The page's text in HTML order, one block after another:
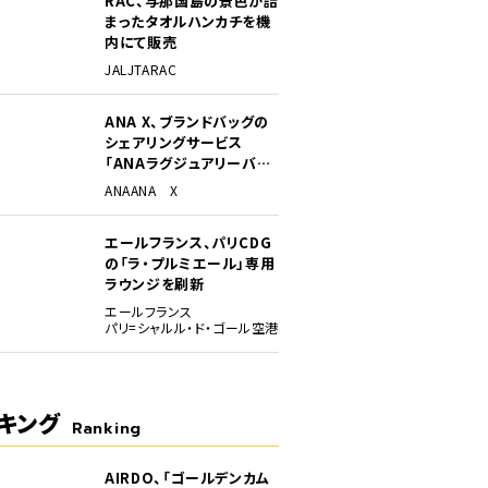
まったタオルハンカチを機
内にて販売
JAL JTARAC
ANA X、ブランドバッグの
シェアリングサービス
「ANAラグジュアリーバッ
グ」開始
ANAANA X
エールフランス、パリCDG
の「ラ・プルミエール」専用
ラウンジを刷新
エールフランス
パリ=シャルル・ド・ゴール空港
ング Ranking
AIRDO、「ゴールデンカム